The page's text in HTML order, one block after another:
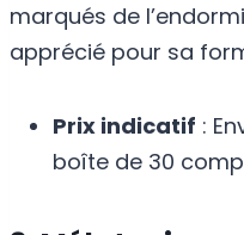
marqués de
apprécié pour sa
Prix indicatif :
boîte de 30